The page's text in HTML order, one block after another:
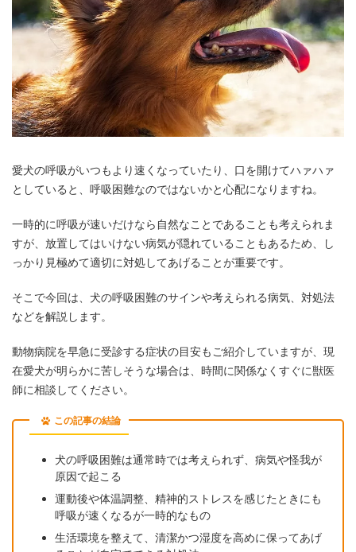
愛犬の呼吸がいつもより速くなっていたり、口を開けてハァハァ
としていると、呼吸困難なのではないかと心配になりますね。
一時的に呼吸が速いだけなら自然なことであることも考えられま
すが、放置してはいけない病気が隠れていることもあるため、し
っかり見極めて適切に対処してあげることが重要です。
そこで今回は、犬の呼吸困難のサインや考えられる病気、対処法
などを解説します。
動物病院を早急に受診する症状の目安もご紹介していますが、現
在愛犬が明らかに苦しそうな場合は、時間に関係なくすぐに獣医
師に相談してください。
この記事の結論
犬の呼吸困難は通常時では考えられず、病気や怪我が
原因で起こる
運動後や体温調整、精神的ストレスを感じたときにも
呼吸が速くなるが一時的なもの
生活環境を整えて、清潔かつ湿度を高めに保ってあげ